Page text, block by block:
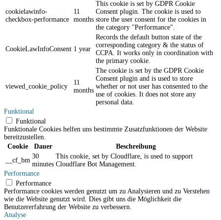
cookielawinfo-
checkbox-performance
11
months
This cookie is set by GDPR Cookie
Consent plugin. The cookie is used to
store the user consent for the cookies in
the category "Performance".
CookieLawInfoConsent 1 year
Records the default button state of the
corresponding category & the status of
CCPA. It works only in coordination with
the primary cookie.
viewed_cookie_policy
11
months
The cookie is set by the GDPR Cookie
Consent plugin and is used to store
whether or not user has consented to the
use of cookies. It does not store any
personal data.
Funktional
Funktional
Funktionale Cookies helfen uns bestimmte Zusatzfunktionen der Website
bereitzustellen.
Cookie
Dauer
Beschreibung
__cf_bm
30
minutes
This cookie, set by Cloudflare, is used to support
Cloudflare Bot Management.
Performance
Performance
Performance cookies werden genutzt um zu Analysieren und zu Verstehen
wie die Website genutzt wird. Dies gibt uns die Möglichkeit die
Benutzererfahrung der Website zu verbessern.
Analyse